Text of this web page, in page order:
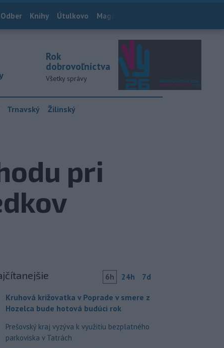
Knihy Útulkovo Magazín
Rok
dobrovoľníctva
Všetky správy
Trnavský Žilinský
pri
6h 24h 7d
Kruhová križovatka v Poprade v smere z
Hozelca bude hotová budúci rok
Prešovský kraj vyzýva k využitiu bezplatného
parkoviska v Tatrách